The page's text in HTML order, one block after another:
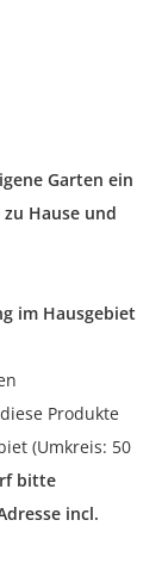
Garten ein
Hause und
im Hausgebiet
Produkte
(Umkreis: 50
bitte
incl.